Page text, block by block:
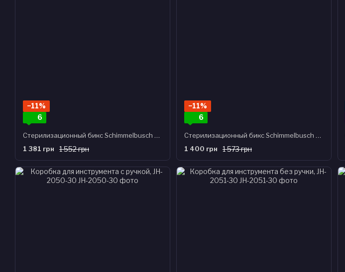
−11%
6
Cтерилизационный бикс Schimmelbusch БИКС-КСК-9, JH-2001-28
1 552 грн
1 381 грн
−11%
6
Cтерилизационный бикс Schimmelbusch БИКС-КСК-12, JH-2001-32
1 573 грн
1 400 грн